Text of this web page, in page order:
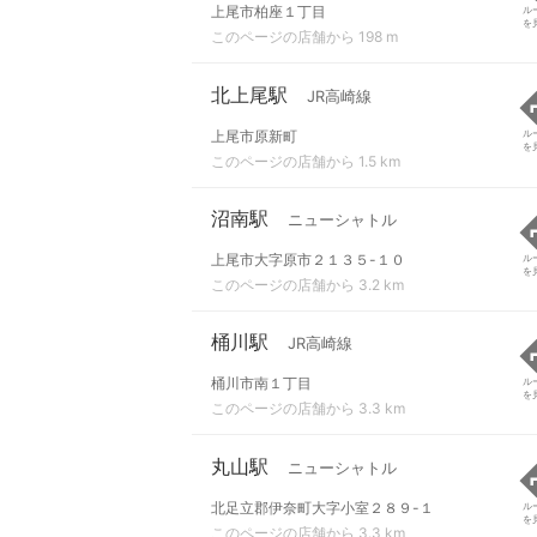
上尾市柏座１丁目
このページの店舗から 198 m
ル
を
北上尾駅 JR高崎線
上尾市原新町
このページの店舗から 1.5 km
ル
を
沼南駅 ニューシャトル
上尾市大字原市２１３５-１０
このページの店舗から 3.2 km
ル
を
桶川駅 JR高崎線
桶川市南１丁目
このページの店舗から 3.3 km
ル
を
丸山駅 ニューシャトル
北足立郡伊奈町大字小室２８９-１
このページの店舗から 3.3 km
ル
を